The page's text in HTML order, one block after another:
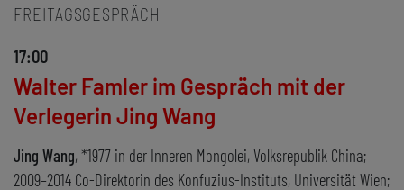
FREITAGSGESPRÄCH
17:00
Walter Famler im Gespräch mit der
Verlegerin Jing Wang
Jing Wang, *1977 in der Inneren Mongolei, Volksrepublik China;
2009–2014 Co-Direktorin des Konfuzius-Instituts, Universität Wien;